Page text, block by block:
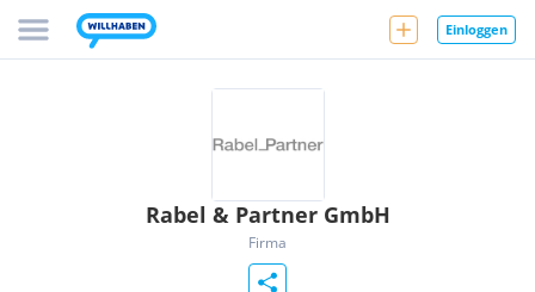
Einloggen
Rabel & Partner GmbH
Firma